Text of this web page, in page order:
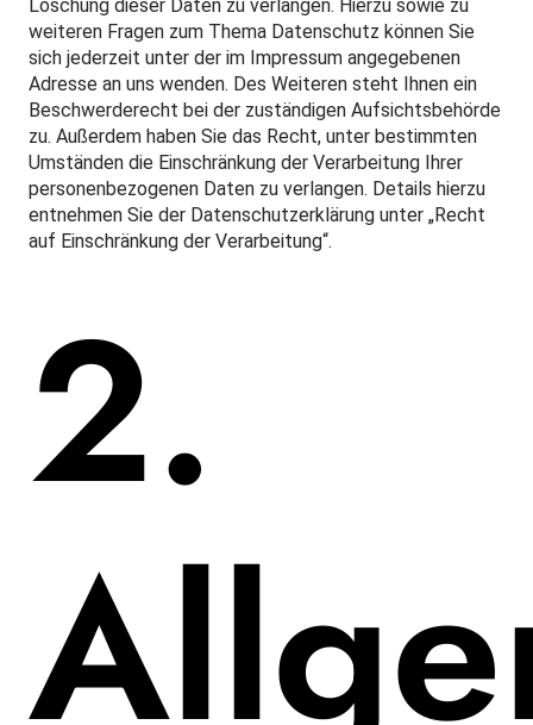
Löschung dieser Daten zu verlangen. Hierzu sowie zu
weiteren Fragen zum Thema Datenschutz können Sie
sich jederzeit unter der im Impressum angegebenen
Adresse an uns wenden. Des Weiteren steht Ihnen ein
Beschwerderecht bei der zuständigen Aufsichtsbehörde
zu. Außerdem haben Sie das Recht, unter bestimmten
Umständen die Einschränkung der Verarbeitung Ihrer
personenbezogenen Daten zu verlangen. Details hierzu
entnehmen Sie der Datenschutzerklärung unter „Recht
auf Einschränkung der Verarbeitung“.
2.